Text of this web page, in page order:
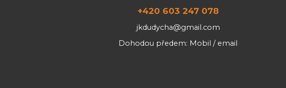
+420 603 247 078
jkdudycha@gmail.com
Dohodou předem: Mobil / email